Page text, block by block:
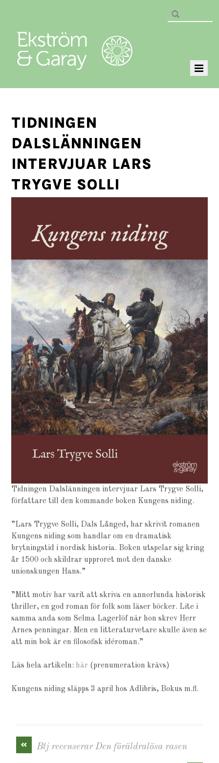
TIDNINGEN
DALSLÄNNINGEN
INTERVJUAR LARS
TRYGVE SOLLI
Tidningen Dalslänningen intervjuar Lars Trygve Solli,
författare till den kommande boken Kungens niding.
”Lars Trygve Solli, Dals Långed, har skrivit romanen
Kungens niding som handlar om en dramatisk
brytningstid i nordisk historia. Boken utspelar sig kring
år 1500 och skildrar upproret mot den danske
unionskungen Hans.”
”Mitt motiv har varit att skriva en annorlunda historisk
thriller, en god roman för folk som läser böcker. Lite i
samma anda som Selma Lagerlöf när hon skrev Herr
Arnes penningar. Men en litteraturvetare skulle även se
att min bok är en filosofisk idéroman.”
Läs hela artikeln: här (prenumeration krävs)
Kungens niding släpps 3 april hos Adlibris, Bokus m.fl.
« Btj recenserar Den föräldralösa rasen